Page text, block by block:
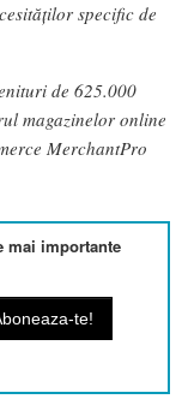
specific de
de 625.000
magazinelor online
MerchantPro
mai importante